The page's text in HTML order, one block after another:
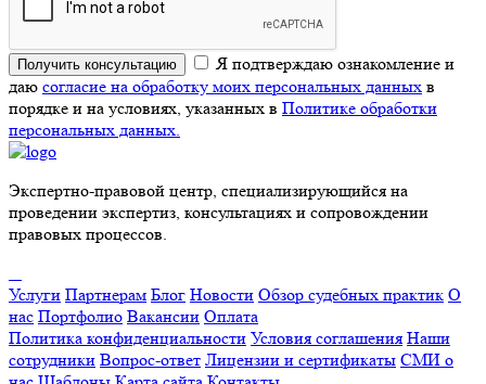
Получить консультацию
Я подтверждаю ознакомление и
даю согласие на обработку моих персональных данных в
порядке и на условиях, указанных в Политике обработки
персональных данных.
Экспертно-правовой центр, специализирующийся на
проведении экспертиз, консультациях и сопровождении
правовых процессов.
Услуги Партнерам Блог Новости Обзор судебных практик О
нас Портфолио Вакансии Оплата
Политика конфиденциальности Условия соглашения Наши
сотрудники Вопрос-ответ Лицензии и сертификаты СМИ о